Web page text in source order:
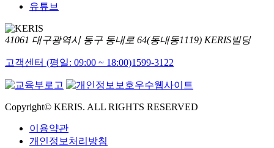
유튜브
41061 대구광역시 동구 동내로 64(동내동1119) KERIS빌딩
고객센터 (평일: 09:00 ~ 18:00)1599-3122
Copyright© KERIS. ALL RIGHTS RESERVED
이용약관
개인정보처리방침